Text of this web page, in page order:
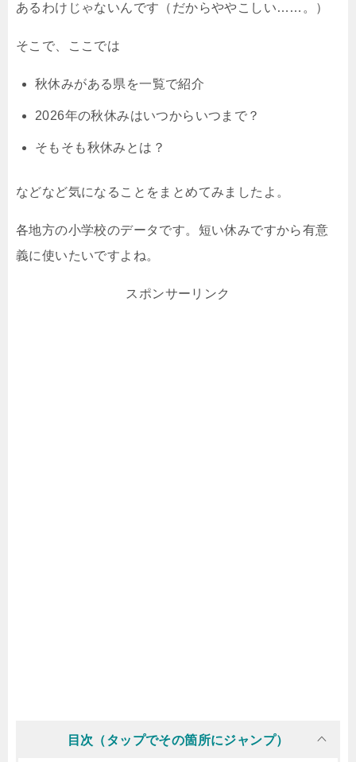
あるわけじゃないんです（だからややこしい……。）
そこで、ここでは
秋休みがある県を一覧で紹介
2026年の秋休みはいつからいつまで？
そもそも秋休みとは？
などなど気になることをまとめてみましたよ。
各地方の小学校のデータです。短い休みですから有意
義に使いたいですよね。
スポンサーリンク
目次（タップでその箇所にジャンプ）